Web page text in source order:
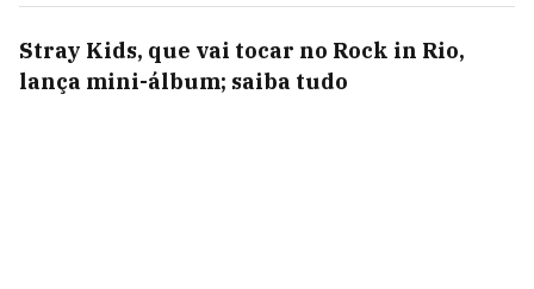
Stray Kids, que vai tocar no Rock in Rio,
lança mini-álbum; saiba tudo